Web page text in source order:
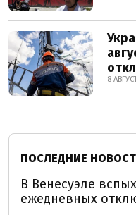
8
ПОСЛЕДНИЕ
В Венесуэле
ежедневных